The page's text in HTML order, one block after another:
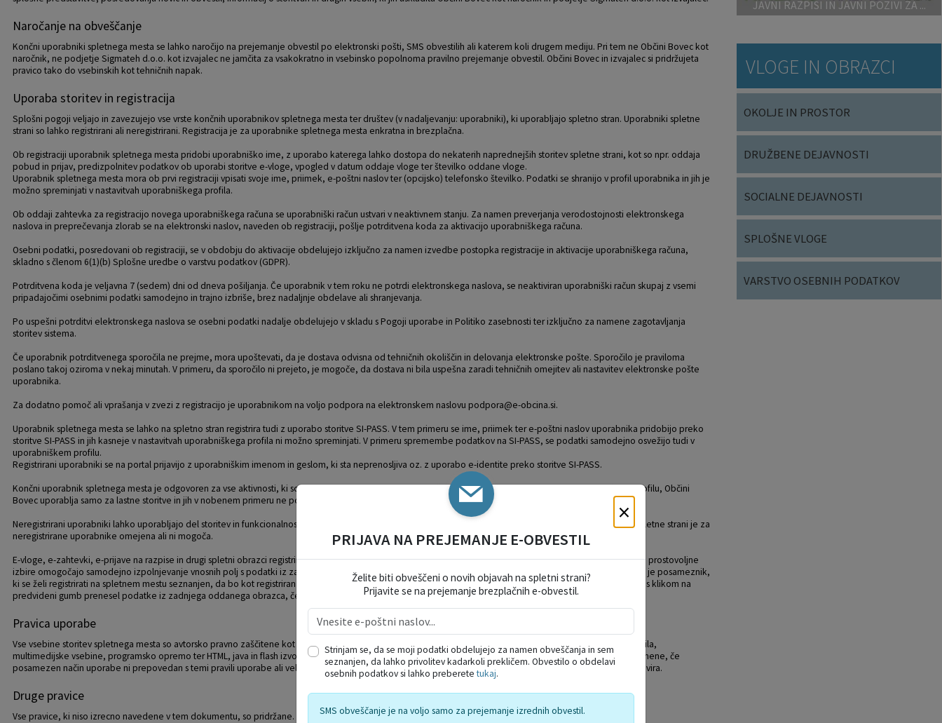
Naročanje na obveščanje
Končni uporabniki spletnega mesta se lahko naročijo na prejemanje obvestil po elektronski pošti, SMS obvestilih ali katerem koli drugem mediju. Pri tem ne Občini Bovec kot
naročnik, ne podjetje Sigmateh d.o.o. kot izvajalec ne jamčita za vsakokratno in vsebinsko popolnoma pravilno prejemanje obvestil. Občini Bovec in izvajalec si pridržujeta
pravico tako do vsebinskih kot tehničnih napak.
Uporaba storitev in registracija
Splošni pogoji veljajo in zavezujejo vse vrste končnih uporabnikov spletnega mesta ter društev (v nadaljevanju: uporabniki), ki uporabljajo spletno stran. Uporabniki spletne
strani so lahko registrirani ali neregistrirani. Registracija je za uporabnike spletnega mesta enkratna in brezplačna.
Ob registraciji uporabnik spletnega mesta pridobi uporabniško ime, z uporabo katerega lahko dostopa do nekaterih naprednejših storitev spletne strani, kot so npr. oddaja
pobud in prijav, predizpolnitev podatkov ob uporabi storitve e-vloge, vpogled v datum oddaje vloge ter številko oddane vloge.
Uporabnik spletnega mesta mora ob prvi registraciji vpisati svoje ime, priimek, e-poštni naslov ter (opcijsko) telefonsko številko. Podatki se shranijo v profil uporabnika in jih je
možno spreminjati v nastavitvah uporabniškega profila.
Ob oddaji zahtevka za registracijo novega uporabniškega računa se uporabniški račun ustvari v neaktivnem stanju. Za namen preverjanja verodostojnosti elektronskega
naslova in preprečevanja zlorab se na elektronski naslov, naveden ob registraciji, pošlje potrditvena koda za aktivacijo uporabniškega računa.
Osebni podatki, posredovani ob registraciji, se v obdobju do aktivacije obdelujejo izključno za namen izvedbe postopka registracije in aktivacije uporabniškega računa,
skladno s členom 6(1)(b) Splošne uredbe o varstvu podatkov (GDPR).
Potrditvena koda je veljavna 7 (sedem) dni od dneva pošiljanja. Če uporabnik v tem roku ne potrdi elektronskega naslova, se neaktiviran uporabniški račun skupaj z vsemi
pripadajočimi osebnimi podatki samodejno in trajno izbriše, brez nadaljnje obdelave ali shranjevanja.
Po uspešni potrditvi elektronskega naslova se osebni podatki nadalje obdelujejo v skladu s Pogoji uporabe in Politiko zasebnosti ter izključno za namene zagotavljanja
storitev sistema.
Če uporabnik potrditvenega sporočila ne prejme, mora upoštevati, da je dostava odvisna od tehničnih okoliščin in delovanja elektronske pošte. Sporočilo je praviloma
poslano takoj oziroma v nekaj minutah. V primeru, da sporočilo ni prejeto, je mogoče, da dostava ni bila uspešna zaradi tehničnih omejitev ali nastavitev elektronske pošte
uporabnika.
Za dodatno pomoč ali vprašanja v zvezi z registracijo je uporabnikom na voljo podpora na elektronskem naslovu podpora@e-obcina.si.
Uporabnik spletnega mesta se lahko na spletno stran registrira tudi z uporabo storitve SI-PASS. V tem primeru se ime, priimek ter e-poštni naslov uporabnika pridobijo preko
storitve SI-PASS in jih kasneje v nastavitvah uporabniškega profila ni možno spreminjati. V primeru spremembe podatkov na SI-PASS, se podatki samodejno osvežijo tudi v
uporabniškem profilu.
Registrirani uporabniki se na portal prijavijo z uporabniškim imenom in geslom, ki sta neprenosljiva oz. z uporabo e-identite preko storitve SI-PASS.
Končni uporabnik spletnega mesta je odgovoren za vse aktivnosti, ki so izvedene pod njegovim uporabniškim imenom. Podatke, zbrane v uporabniškem profilu, Občini
Bovec uporablja samo za lastne storitve in jih v nobenem primeru ne posreduje tretjim osebam, razen izvajalcu kot pogodbenemu obdelovalcu.
Neregistrirani uporabniki lahko uporabljajo del storitev in funkcionalnosti, ki prijave na spletno stran ne zahtevajo. Uporaba drugih storitev in funkcionalnosti spletne strani je za
neregistrirane uporabnike omejena ali ni mogoča.
E-vloge, e-zahtevki, e-prijave na razpise in drugi spletni obrazci registriranim uporabnikov za namen hitrejšega izpolnjevanja nadaljnjih obrazcev in na podlagi prostovoljne
izbire omogočajo samodejno izpolnjevanje vnosnih polj s podatki iz zadnjega izpolnjenega e-obrazca vezanega na registriranega uporabnika. V tem primeru je posameznik,
ki se želi registrirati na spletnem mestu seznanjen, da bo kot registriran uporabnik imel možnost, da bo ob naslednjem izpolnjevanju spletnega obrazca lahko s klikom na
predvideni gumb prenesel podatke iz zadnjega oddanega obrazca, če se takšni podatki skladno z dovoljenimi roki hrambe še vedno hranijo v sistemu.
Pravica uporabe
Vse vsebine storitev spletnega mesta so avtorsko pravno zaščitene kot individualna stvaritev oz. kot podatkovna zbirka. Varstvo zajema zlasti podatke, besedila,
multimedijske vsebine, programsko opremo ter HTML, java in flash izvorno kodo. Vsebine tega spletnega mesta je dovoljeno uporabljati zgolj za zasebne namene, če
posamezen način uporabe ni prepovedan s temi pravili uporabe ali veljavno zakonodajo. Na vsaki reprodukciji mora biti kot vir navedena točna povezava do vira.
Druge pravice
Vse pravice, ki niso izrecno navedene v tem dokumentu, so pridržane.
JAVNI RAZPISI IN JAVNI POZIVI ZA ...
VLOGE IN OBRAZCI
OKOLJE IN PROSTOR
DRUŽBENE DEJAVNOSTI
SOCIALNE DEJAVNOSTI
SPLOŠNE VLOGE
VARSTVO OSEBNIH PODATKOV
Krajevne skupnosti
Naselja v občini
Organigram
Varstvo osebnih podatkov
Temeljni akti občine
Strateški dokumenti
Katalog informacij javnega značaja
Projekti in investicije
Prostorski akti občine
Občinski časopis
Proračun občine
Lokalne volitve
Gosp. javne službe
Osmrtnice iz regije
×
PRIJAVA NA PREJEMANJE E-OBVESTIL
Želite biti obveščeni o novih objavah na spletni strani?
Prijavite se na prejemanje brezplačnih e-obvestil.
Strinjam se, da se moji podatki obdelujejo za namen obveščanja in sem
seznanjen, da lahko privolitev kadarkoli prekličem. Obvestilo o obdelavi
osebnih podatkov si lahko preberetetukaj.
SMS obveščanje je na voljo samo za prejemanje izrednih obvestil.